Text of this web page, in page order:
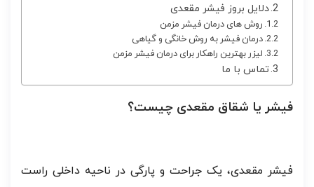
دلایل بروز فیشر مقعدی
روش های درمان فیشر مزمن
درمان فیشر به روش خانگی و گیاهی
لیزر بهترین راهکار برای درمان فیشر مزمن
تماس با ما
فیشر یا شقاق مقعدی چیست؟
فیشر مقعدی، یک جراحت و پارگی در ناحیه داخلی راست